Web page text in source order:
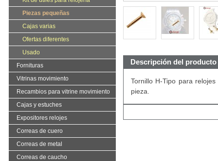
Descripción del producto
Tornillo H-Tipo para
pieza.
Piezas pequeñas
Cajas varias
Ofertas diferentes
Usado
Fornituras
Vitrinas movimiento
Recambios para vitrine movimiento
Cajas y estuches
Expositores relojes
Correas de cuero
Correas de metal
Correas de caucho